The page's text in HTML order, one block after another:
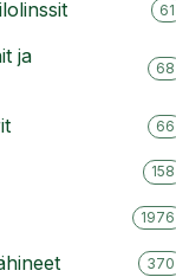
61
ja
68
66
158
1976
370